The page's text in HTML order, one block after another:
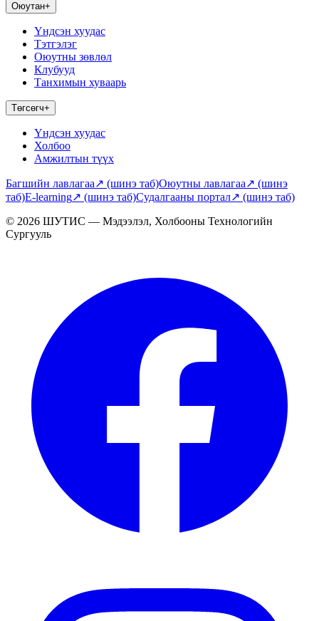
Оюутан+
Үндсэн хуудас
Тэтгэлэг
Оюутны зөвлөл
Клубууд
Танхимын хуваарь
Төгсөгч+
Үндсэн хуудас
Холбоо
Амжилтын түүх
Багшийн лавлагаа↗ (шинэ таб)Оюутны лавлагаа↗ (шинэ
таб)E-learning↗ (шинэ таб)Судалгааны портал↗ (шинэ таб)
© 2026 ШУТИС — Мэдээлэл, Холбооны Технологийн
Сургууль